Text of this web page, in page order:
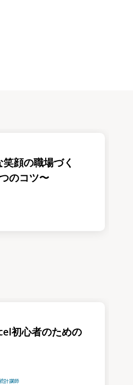
顔の職場づく
のコツ〜
初心者のための
計講師